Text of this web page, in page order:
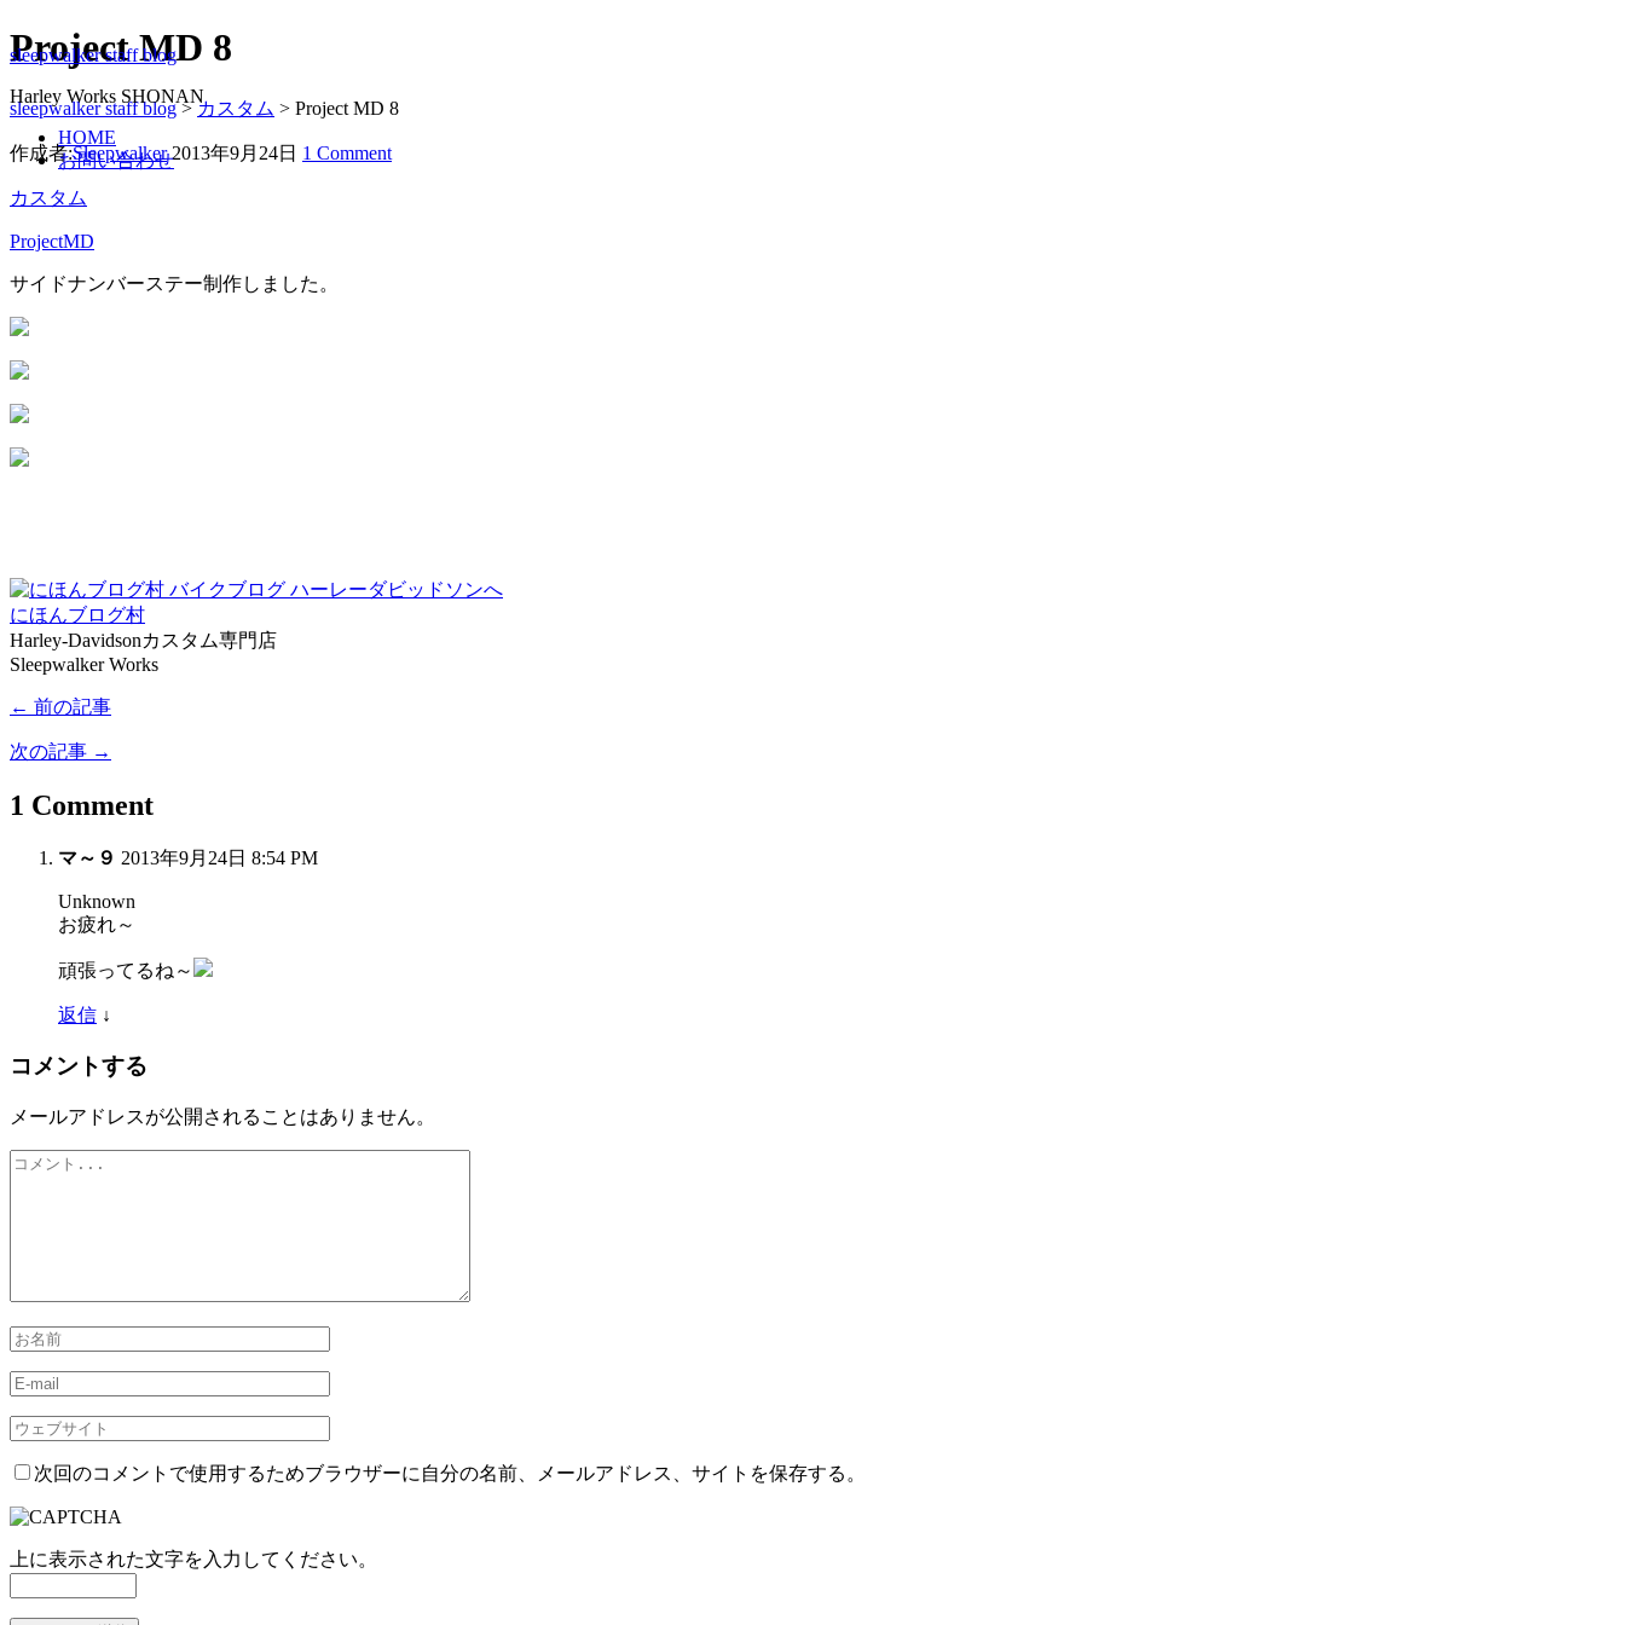
sleepwalker staff blog
Harley Works SHONAN
HOME
お問い合わせ
Project MD 8
sleepwalker staff blog> カスタム > Project MD 8
作成者:Sleepwalker 2013年9月24日 1 Comment
カスタム
ProjectMD
サイドナンバーステー制作しました。
にほんブログ村
Harley-Davidsonカスタム専門店
Sleepwalker Works
← 前の記事
次の記事 →
1 Comment
マ～９ 2013年9月24日 8:54 PM
Unknown
お疲れ～
頑張ってるね～
返信 ↓
コメントする
メールアドレスが公開されることはありません。
次回のコメントで使用するためブラウザーに自分の名前、メールアドレス、サイトを保存する。
上に表示された文字を入力してください。